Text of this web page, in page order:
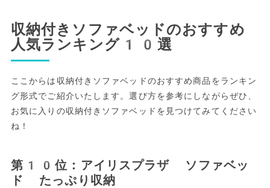
収納付きソファベッドのおすすめ
人気ランキング10選
ここからは収納付きソファベッドのおすすめ商品をランキン
グ形式でご紹介いたします。選び方を参考にしながらぜひ、
お気に入りの収納付きソファベッドを見つけてみてください
ね！
第10位：アイリスプラザ ソファベッ
ド たっぷり収納